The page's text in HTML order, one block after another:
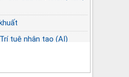
tuệ nhân tạo (AI)